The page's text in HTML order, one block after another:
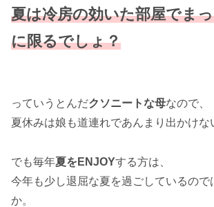
夏は冷房の効いた部屋でま
に限るでしょ？
っていうとんだクソニートな母なので、
夏休みは娘も道連れであんまり出かけ
でも毎年夏をENJOYする方は、
今年も少し退屈な夏を過ごしているので
か。